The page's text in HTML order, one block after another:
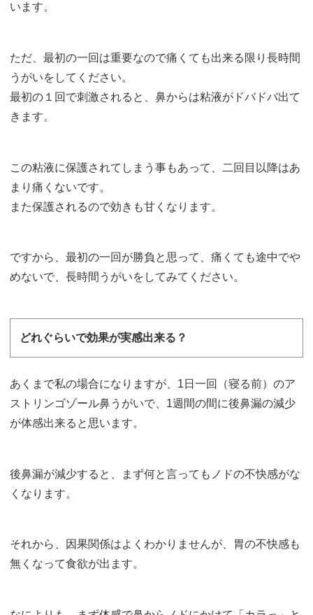
います。
ただ、最初の一回は重要なので痛くても出来る限り長時間
うがいをしてください。
最初の１回で刺激されると、鼻からは粘液がドバドバ出て
きます。
この粘液に保護されてしまう事もあって、二回目以降はあ
まり痛くないです。
また保護されるので効きも甘くなります。
ですから、最初の一回が勝負と思って、痛くても途中でや
めないで、長時間うがいをしてみてください。
どれぐらいで効果が実感出来る？
あくまで私の場合になりますが、1日一回（寝る前）のア
ストリンゴゾール鼻うがいで、1週間の間に後鼻漏の減少
が体感出来ると思います。
後鼻漏が減少すると、まず何と言ってもノドの不快感がな
くなります。
それから、因果関係はよくわかりませんが、胃の不快感も
無くなって食欲が出ます。